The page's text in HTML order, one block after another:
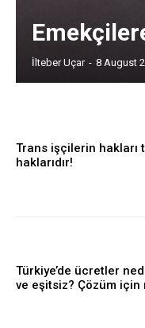
İlteber Uçar - 8 August
Trans işçilerin hakları
haklarıdır!
Türkiye’de ücretler
ve eşitsiz? Çözüm için